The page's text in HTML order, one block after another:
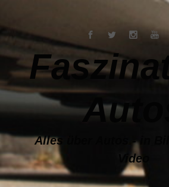
Autos
Alles über Autos - in
Video